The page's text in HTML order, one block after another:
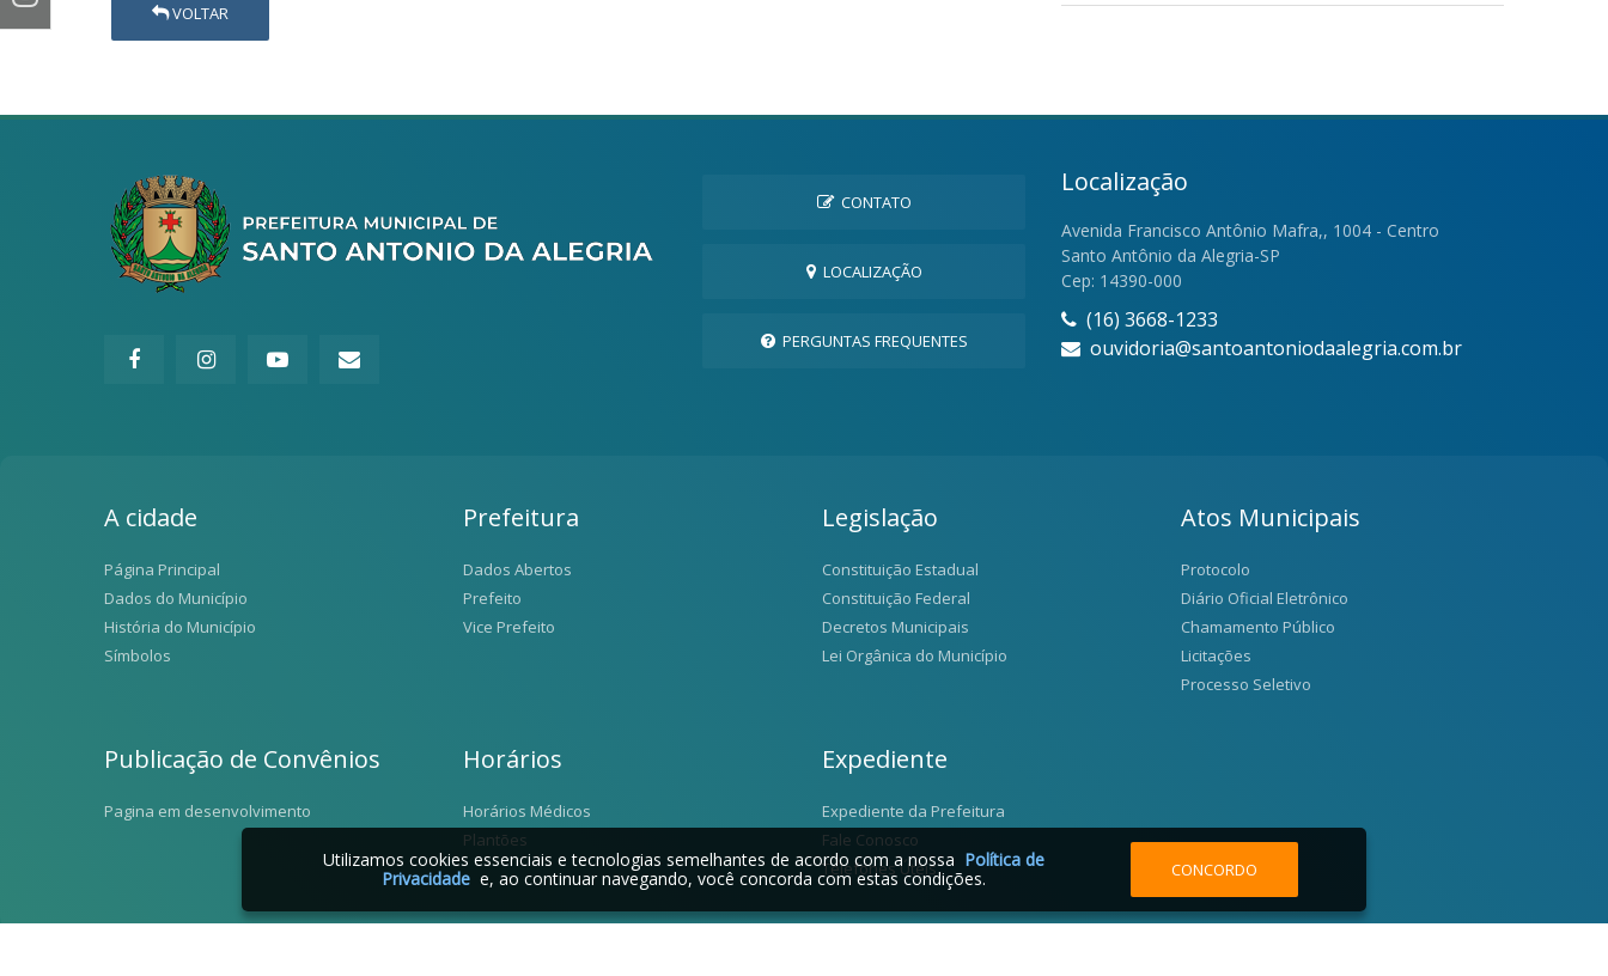
VOLTAR
CONTATO
LOCALIZAÇÃO
PERGUNTAS FREQUENTES
Localização
Avenida Francisco Antônio Mafra,, 1004 - Centro
Santo Antônio da Alegria-SP
Cep: 14390-000
(16) 3668-1233
ouvidoria@santoantoniodaalegria.com.br
A cidade
Página Principal
Dados do Município
História do Município
Símbolos
Prefeitura
Dados Abertos
Prefeito
Vice Prefeito
Legislação
Constituição Estadual
Constituição Federal
Decretos Municipais
Lei Orgânica do Município
Atos Municipais
Protocolo
Diário Oficial Eletrônico
Chamamento Público
Licitações
Processo Seletivo
Publicação de Convênios
Pagina em desenvolvimento
Horários
Horários Médicos
Plantões
Expediente
Expediente da Prefeitura
Fale Conosco
Telefones Úteis
Utilizamos cookies essenciais e tecnologias semelhantes de acordo com a nossa Política de
Privacidade e, ao continuar navegando, você concorda com estas condições. CONCORDO